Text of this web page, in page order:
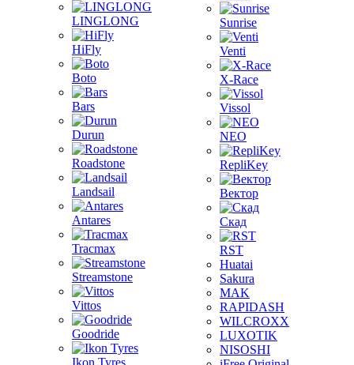
LINGLONG
HiFly
Boto
Bars
Durun
Roadstone
Landsail
Antares
Tracmax
Streamstone
Vittos
Goodride
Ikon Tyres
Sunrise
Venti
X-Race
Vissol
NEO
RepliKey
Вектор
Скад
RST
Huatai
Sakura
MAK
RAPIDASH
WILCROXX
LUXOTIK
NISOSHI